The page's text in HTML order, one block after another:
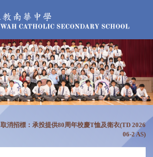
取消招標：承投提供80周年校慶T恤及衛衣(TD 2026
06-2 AS)